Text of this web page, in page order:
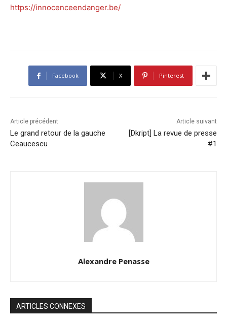
https://innocenceendanger.be/
Facebook X Pinterest
Article précédent
Le grand retour de la gauche
Ceaucescu
Article suivant
[Dkript] La revue de presse
#1
Alexandre Penasse
ARTICLES CONNEXES